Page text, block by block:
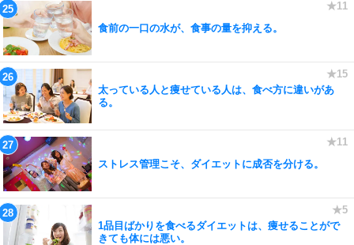
食前の一口の水が、食事の量を抑える。
太っている人と痩せている人は、食べ方に違いがあ
る。
ストレス管理こそ、ダイエットに成否を分ける。
1品目ばかりを食べるダイエットは、痩せることがで
きても体には悪い。